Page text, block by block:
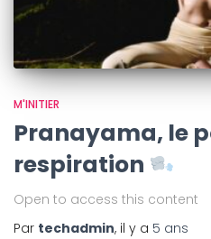
M'INITIER
Pranayama, le
respiration
Open to access this content
Par techadmin, il y a 5 ans